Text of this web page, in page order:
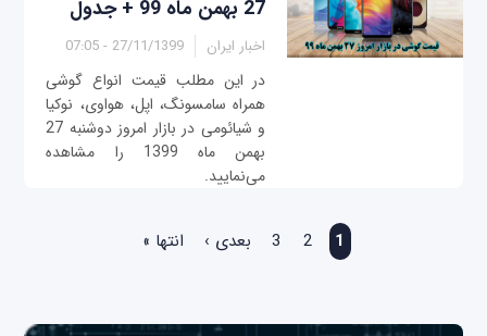
27 بهمن ماه 99 + جدول
اخبار ایران 27/11/1399 - 07:05
در این مطلب قیمت انواع گوشی
همراه سامسونگ، اپل، هواوی، نوکیا
و شیائومی در بازار امروز دوشنبه 27
بهمن ماه 1399 را مشاهده
می‌نمایید.
1
2
3 بعدی › انتها »